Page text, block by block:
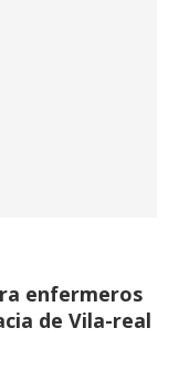
enfermeros
de Vila-real